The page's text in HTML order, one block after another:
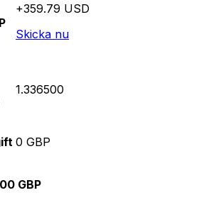
+359.79 USD
Skicka nu
1.336500
0 GBP
GBP